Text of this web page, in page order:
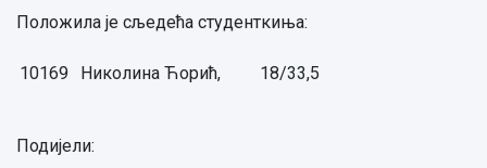
Положила је сљедећа студенткиња:
10169 Николина Ћорић, 18/33,5
Подијели: